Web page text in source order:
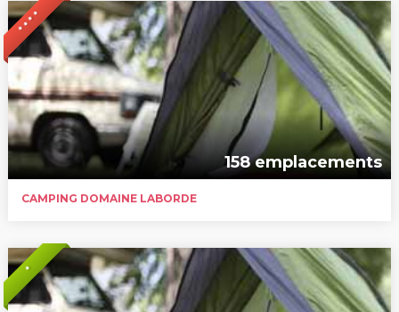
* * * *
158 emplacements
CAMPING DOMAINE LABORDE
*